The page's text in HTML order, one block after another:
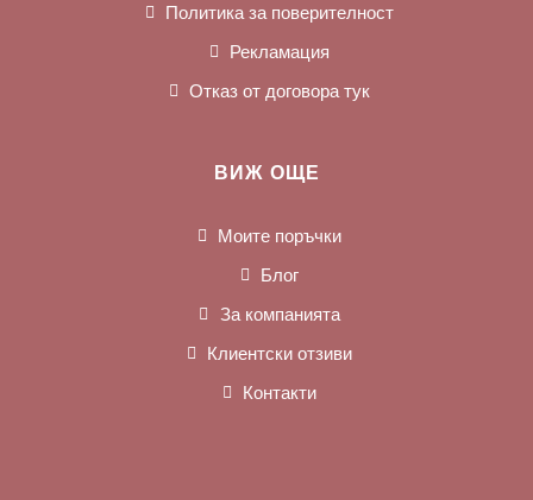
Политика за поверителност
Рекламация
Отказ от договора тук
ВИЖ ОЩЕ
Моите поръчки
Блог
За компанията
Клиентски отзиви
Контакти